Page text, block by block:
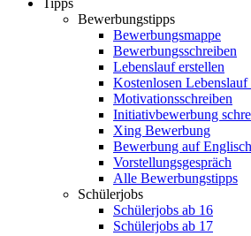
Tipps
Bewerbungstipps
Bewerbungsmappe
Bewerbungsschreiben
Lebenslauf erstellen
Kostenlosen Lebenslauf
Motivationsschreiben
Initiativbewerbung
Xing Bewerbung
Bewerbung auf Englisch
Vorstellungsgespräch
Alle Bewerbungstipps
Schülerjobs
Schülerjobs ab 16
Schülerjobs ab 17